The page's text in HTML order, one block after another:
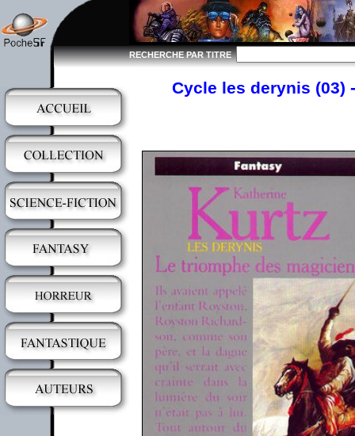
RECHERCHE PAR TITRE
Cycle les derynis (03)